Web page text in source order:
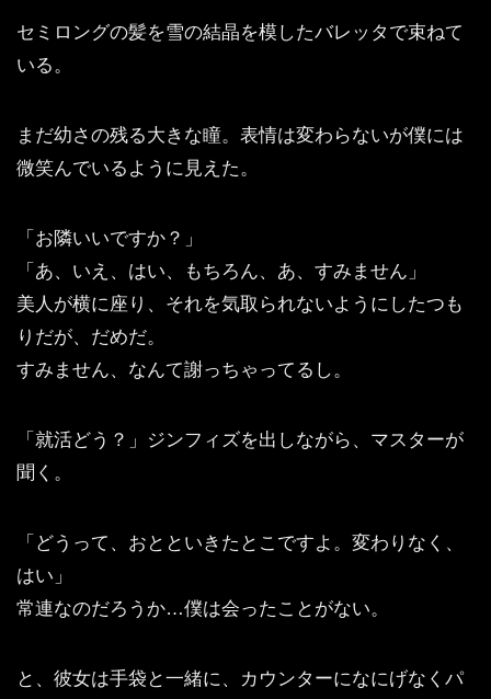
セミロングの髪を雪の結晶を模したバレッタで束ねて
いる。
まだ幼さの残る大きな瞳。表情は変わらないが僕には
微笑んでいるように見えた。
「お隣いいですか？」
「あ、いえ、はい、もちろん、あ、すみません」
美人が横に座り、それを気取られないようにしたつも
りだが、だめだ。
すみません、なんて謝っちゃってるし。
「就活どう？」ジンフィズを出しながら、マスターが
聞く。
「どうって、おとといきたとこですよ。変わりなく、
はい」
常連なのだろうか…僕は会ったことがない。
と、彼女は手袋と一緒に、カウンターになにげなくパ